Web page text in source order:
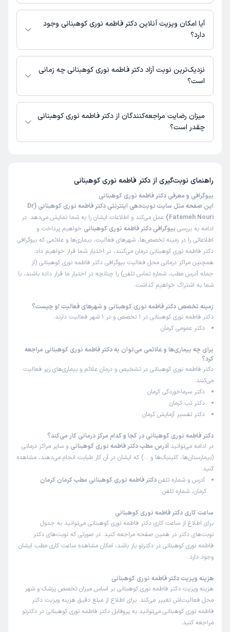
اطلاعاتی درباره محل فعالیت دکتر فاطمه نوری کوهبنانی در مراکز درمانی در
دسترس نیست.
آیا امکان ویزیت آنلاین دکتر فاطمه نوری کوهبنانی وجود
دارد؟
در حال حاضر اطلاعاتی درباره ارائه ویزیت آنلاین توسط دکتر فاطمه نوری
کوهبنانی در دسترس نیست. برای دریافت اطلاعات دقیق‌تر، لطفاً با مطب تماس
بگیرید.
نزدیک‌ترین نوبت آزاد دکتر فاطمه نوری کوهبنانی چه زمانی
است؟
زمان نوبت‌دهی و پذیرش بیماران با هماهنگی مطب مشخص می‌شود.
میزان رضایت مراجعه‌کنندگان از دکتر فاطمه نوری کوهبنانی
چقدر است؟
راهنمای نوبت‌گیری از دکتر فاطمه نوری کوهبنانی
بیوگرافی و معرفی دکتر فاطمه نوری کوهبنانی
این صفحه مثل سایت نوبت‌دهی اینترنتی دکتر فاطمه نوری کوهبنانی (Dr
Fatemeh Nouri)
عمل می‌کند و اطلاعات ایشان را به شما نمایش می‌دهد. در
ادامه به بررسی بیوگرافی دکتر فاطمه نوری کوهبنانی خواهیم پرداخت و
اطلاعاتی را در زمینه تخصص‌ها، شهرهای فعالیت، بیماری‌ها و علائمی که بیوگرافی
دکتر فاطمه نوری کوهبنانی درمان می‌کنند، در اختیار شما قرار خواهیم داد.
همچنین مراکز درمانی محل فعالیت بیوگرافی دکتر فاطمه نوری کوهبنانی (از
جمله آدرس مطب، شماره تماس تلفن) را چنانچه در اختیار ما قرار داده باشند، با
شما به اشتراک خواهیم گذاشت.
زمینه تخصص دکتر فاطمه نوری کوهبنانی و شهرهای فعالیت او چیست؟
دکتر فاطمه نوری کوهبنانی در 1 تخصص و در 1 شهر فعالیت دارند:
دکتر عمومی کرمان
برای چه بیماری‌ها و علائمی می‌توان به دکتر فاطمه نوری کوهبنانی مراجعه
کرد؟
دکتر فاطمه نوری کوهبنانی در تشخیص و درمان علائم و بیماری‌های زیر فعالیت
می‌کنند:
دکتر سرماخوردگی کرمان
دکتر تب کرمان
دکتر تفسیر آزمایش کرمان
دکتر فاطمه نوری کوهبنانی در کجا و کدام مرکز درمانی کار می‌کند؟
در ادامه می‌توانید آدرس مطب دکتر فاطمه نوری کوهبنانی و سایر مراکز درمانی
(بیمارستان‌ها، کلینیک‌ها و …) که ایشان در آن کار طبابت انجام می‌دهند، مشاهده
کنید:
آدرس و شماره تلفندکتر فاطمه نوری کوهبنانی مطب کرمان کرمان
کرمان، شماره تلفن:
ساعت کاری دکتر فاطمه نوری کوهبنانی
برای اطلاع از ساعت کاری دکتر فاطمه نوری کوهبنانی می‌توانید به جدول
نوبت‌های دکتر در همین صفحه مراجعه کنید. در صورتی که نوبت‌های دکتر
فاطمه نوری کوهبنانی در دکترتو باز باشد، امکان مشاهده ساعت کاری مطب ایشان
وجود دارد.
هزینه ویزیت دکتر فاطمه نوری کوهبنانی
هزینه ویزیت دکتر فاطمه نوری کوهبنانی بر اساس میزان تخصص پزشک و شهر
محل فعالیت‌اش تغییر می‌کند. برای اطلاع از مبلغ دقیق هزینه ویزیت دکتر
فاطمه نوری کوهبنانی می‌توانید به پروفایل دکتر فاطمه نوری کوهبنانی در دکترتو
مراجعه کنید.